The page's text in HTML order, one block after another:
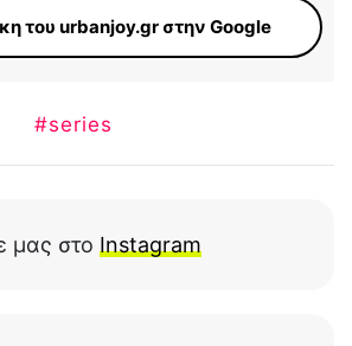
του urbanjoy.gr στην Google
#series
μας στο Instagram